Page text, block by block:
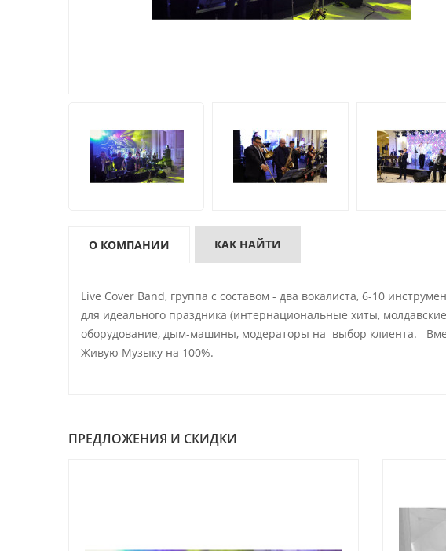
О КОМПАНИИ КАК НАЙТИ
Live Cover Band, группа с составом - два вокалиста, 6-10
для идеального праздника (интернациональные хиты,
оборудование, дым-машины, модераторы на выбор клиента.
Живую Музыку на 100%.
ПРЕДЛОЖЕНИЯ И СКИДКИ